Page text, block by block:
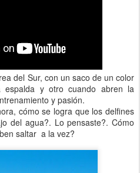
del Sur, con un saco de un color
y otro cuando abren la
y pasión.
cómo se logra que los delfines
del agua?. Lo pensaste?. Cómo
saltar a la vez?